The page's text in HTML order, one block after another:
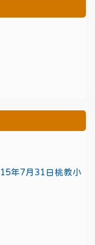
年7月31日桃教小